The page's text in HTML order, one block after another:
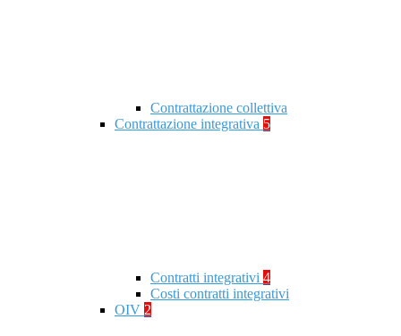
Contrattazione collettiva
Contrattazione integrativa 5
Contratti integrativi 4
Costi contratti integrativi
OIV 2